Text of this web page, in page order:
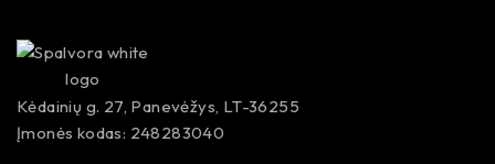
Kėdainių g. 27, Panevėžys, LT-36255
Įmonės kodas: 248283040